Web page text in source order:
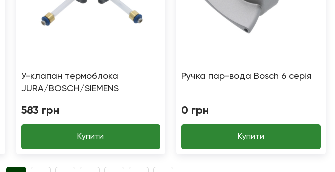
У-клапан термоблока
JURA/BOSCH/SIEMENS
583 грн
Купити
Ручка пар-вода Bosch 6 серія
0 грн
Купити